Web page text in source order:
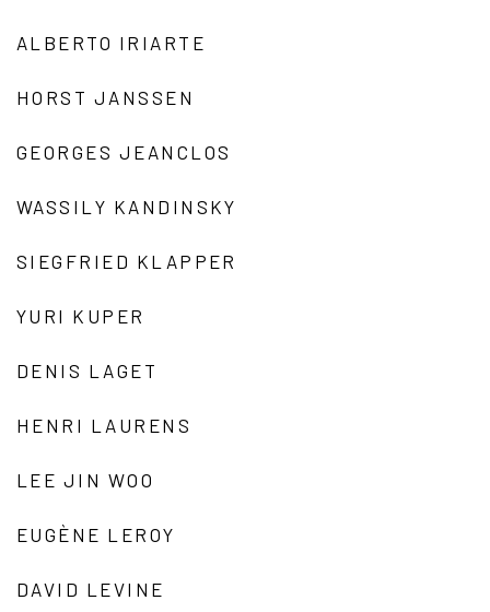
ALBERTO IRIARTE
HORST JANSSEN
GEORGES JEANCLOS
WASSILY KANDINSKY
SIEGFRIED KLAPPER
YURI KUPER
DENIS LAGET
HENRI LAURENS
LEE JIN WOO
EUGÈNE LEROY
DAVID LEVINE